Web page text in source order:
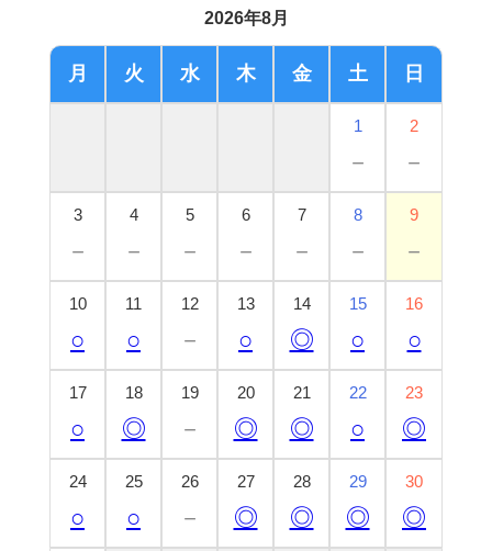
2026年8月
月 火 水 木 金 土 日
1
－
2
－
3
－
4
－
5
－
6
－
7
－
8
－
9
－
10
○
11
○
12
－
13
○
14
◎
15
○
16
○
17
○
18
◎
19
－
20
◎
21
◎
22
○
23
◎
24
○
25
○
26
－
27
◎
28
◎
29
◎
30
◎